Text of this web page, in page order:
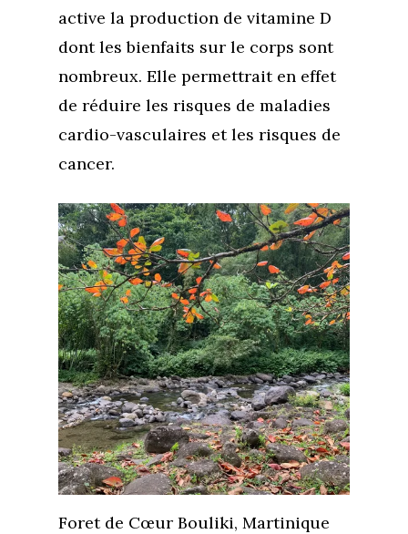
active la production de vitamine D
dont les bienfaits sur le corps sont
nombreux. Elle permettrait en effet
de réduire les risques de maladies
cardio-vasculaires et les risques de
cancer.
Foret de Cœur Bouliki, Martinique